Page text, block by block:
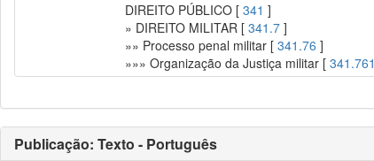
DIREITO PÚBLICO [341 ]
» DIREITO MILITAR [341.7 ]
»» Processo penal militar [341.76 ]
»»» Organização da Justiça militar [341.761
Publicação: Texto - Português